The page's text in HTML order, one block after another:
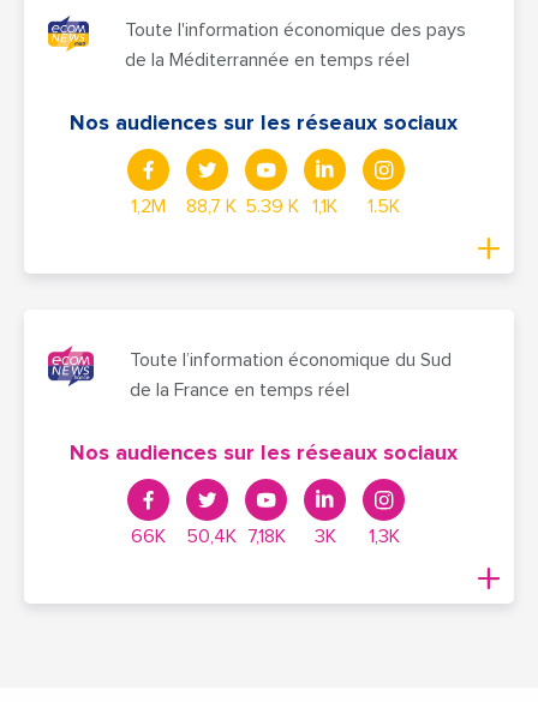
Toute l'information économique des pays
de la Méditerrannée en temps réel
Nos audiences sur les réseaux sociaux
1,2M 88,7 K 5.39 K 1,1K 1.5K
Toute l’information économique du Sud
de la France en temps réel
Nos audiences sur les réseaux sociaux
66K 50,4K 7,18K 3K 1,3K